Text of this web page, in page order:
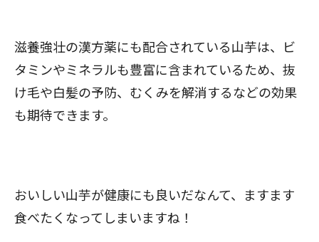
滋養強壮の漢方薬にも配合されている山芋は、ビ
タミンやミネラルも豊富に含まれているため、抜
け毛や白髪の予防、むくみを解消するなどの効果
も期待できます。
おいしい山芋が健康にも良いだなんて、ますます
食べたくなってしまいますね！